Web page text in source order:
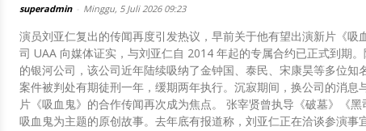
superadmin Minggu, 5 Juli 2026 09:23
演员刘亚仁复出的传闻再度引发热议，早前关于他有望出演新片《吸血鬼》的消
司 UAA 向媒体证实，与刘亚仁自 2014 年起的专属合约已正式到期
的银河公司，该公司近年陆续吸纳了金钟国、泰民、宋康昊等多位知名演员与歌手。 去年 7 月
案件被判处有期徒刑一年，缓期两年执行。沉寂期间，换公司的消
片《吸血鬼》的合作传闻再次成为焦点。 张宰贤曾执导《破墓》《黑司祭们》等热门影片，新作《吸血鬼》是一部以
吸血鬼为主题的原创故事。去年底有报道称，刘亚仁正在洽谈参演事